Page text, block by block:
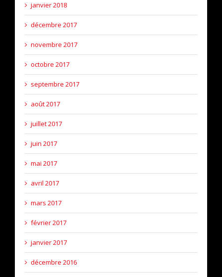
janvier 2018
décembre 2017
novembre 2017
octobre 2017
septembre 2017
août 2017
juillet 2017
juin 2017
mai 2017
avril 2017
mars 2017
février 2017
janvier 2017
décembre 2016